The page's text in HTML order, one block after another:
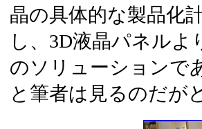
晶の具体的な製品化
し、3D液晶パネル
のソリューションで
と筆者は見るのだが